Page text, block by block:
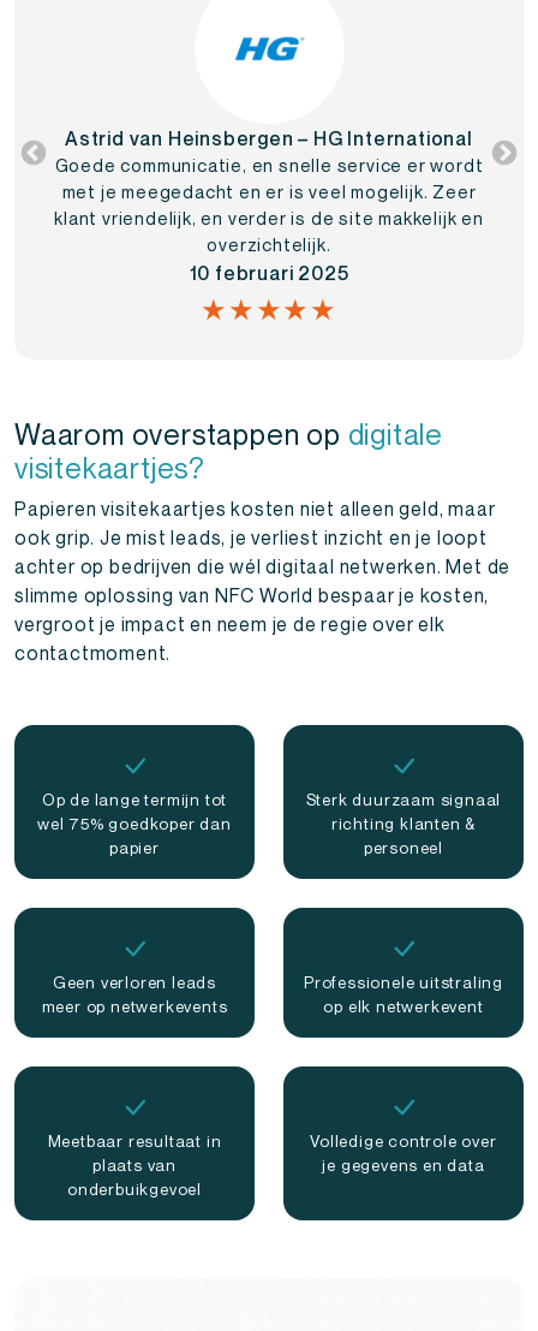
Astrid van Heinsbergen – HG International
Goede communicatie, en snelle service er wordt
met je meegedacht en er is veel mogelijk. Zeer
klant vriendelijk, en verder is de site makkelijk en
overzichtelijk.
10 februari 2025
★★★★★
Waarom overstappen op digitale
visitekaartjes?
Papieren visitekaartjes kosten niet alleen geld, maar
ook grip. Je mist leads, je verliest inzicht en je loopt
achter op bedrijven die wél digitaal netwerken. Met de
slimme oplossing van NFC World bespaar je kosten,
vergroot je impact en neem je de regie over elk
contactmoment.
Op de lange termijn tot
wel 75% goedkoper dan
papier
Sterk duurzaam signaal
richting klanten &
personeel
Geen verloren leads
meer op netwerkevents
Professionele uitstraling
op elk netwerkevent
Meetbaar resultaat in
plaats van
onderbuikgevoel
Volledige controle over
je gegevens en data